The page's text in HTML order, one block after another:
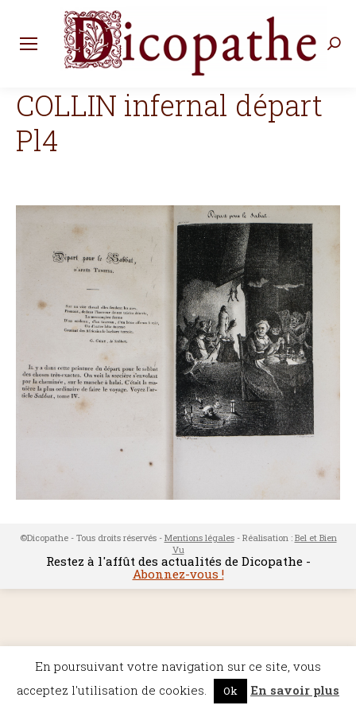
COLLIN infernal départ
Pl4
©Dicopathe - Tous droits réservés - Mentions légales- Réalisation : Bel et Bien
Vu
Restez à l'affût des actualités de Dicopathe -
Abonnez-vous !
En poursuivant votre navigation sur ce site, vous
acceptez l'utilisation de cookies.
Ok En savoir plus